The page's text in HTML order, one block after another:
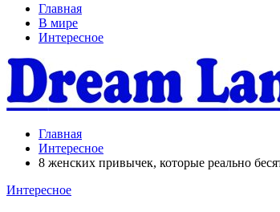
Главная
В мире
Интересное
Главная
Интересное
8 женских привычек, которые реально
Интересное